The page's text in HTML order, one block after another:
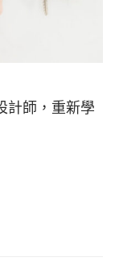
計師，重新學